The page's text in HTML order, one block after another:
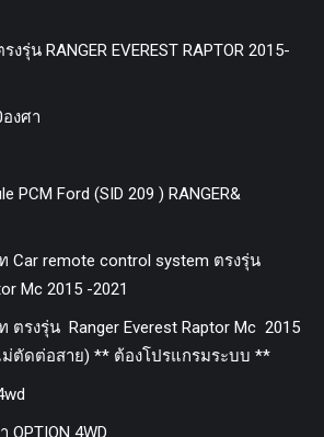
งรุ่น RANGER EVEREST RAPTOR 2015-
งศา
PCM Ford (SID 209 ) RANGER&
Car remote control system ตรงรุ่น
Mc 2015 -2021
ตรงรุ่น Ranger Everest Raptor Mc 2015
ตัดต่อสาย) ** ต้องโปรแกรมระบบ **
4WD